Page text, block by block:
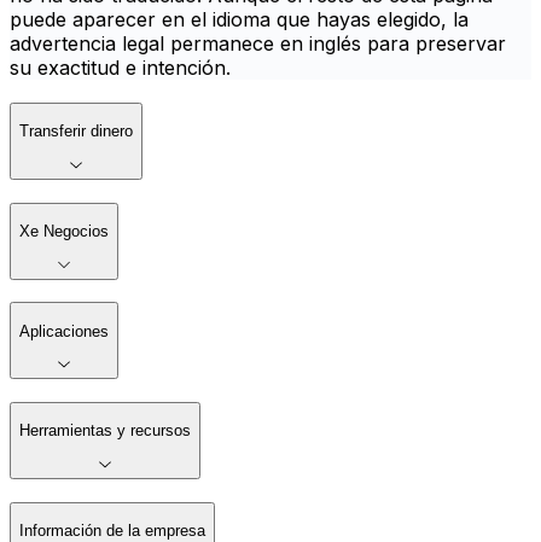
puede aparecer en el idioma que hayas elegido, la
advertencia legal permanece en inglés para preservar
su exactitud e intención.
Transferir dinero
Xe Negocios
Aplicaciones
Herramientas y recursos
Información de la empresa